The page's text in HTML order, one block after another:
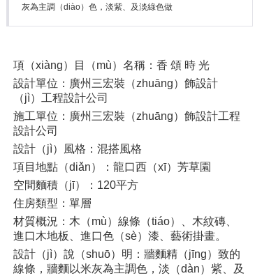
灰為主調（diào）色，淡紫、及淡綠色做
項（xiàng）目（mù）名稱：香 頌 時 光
設計單位：廣州三宏裝（zhuāng）飾設計
（jì）工程設計公司
施工單位：廣州三宏裝（zhuāng）飾設計工程
設計公司
設計（jì）風格：混搭風格
項目地點（diǎn）：龍口西（xī）芳草園
空間麵積（jī）：120平方
住房類型：單層
材質概況：木（mù）線條（tiáo）、木紋磚、
進口木地板、進口色（sè）漆、藝術掛畫。
設計（jì）說（shuō）明：牆麵精（jīng）致的
線條，牆麵以米灰為主調色，淡（dàn）紫、及